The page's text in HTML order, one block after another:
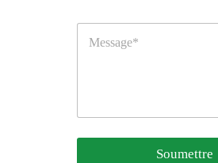
Soumettre